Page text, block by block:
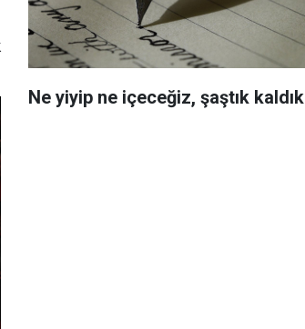
Ne yiyip ne içeceğiz, şaştık kaldık